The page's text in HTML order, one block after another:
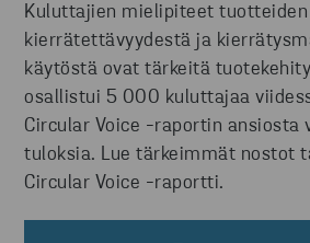
Kuluttajien mielipiteet tuotteiden
kierrätettävyydestä ja
käytöstä ovat tärkeitä
osallistui 5 000 kuluttajaa
Circular Voice -raportin ansiosta
tuloksia. Lue tärkeimmät nostot
Circular Voice -raportti.